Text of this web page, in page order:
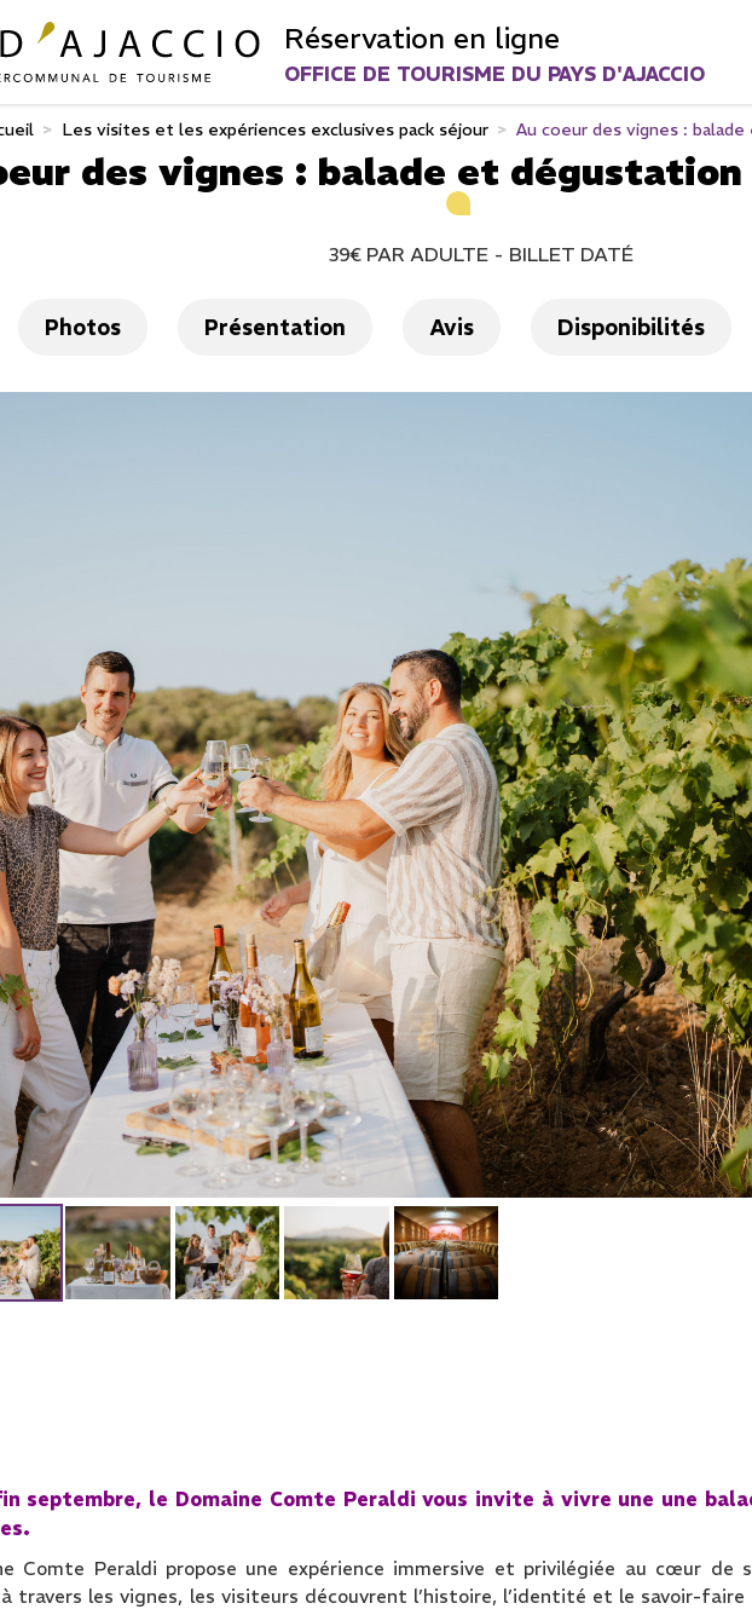
Réservation en ligne
OFFICE DE TOURISME DU PAYS D'AJACCIO
> Les visites et les expériences exclusives pack séjour > Au coeur des vignes :
des vignes : balade et dégustation
39€ PAR ADULTE BILLET DATÉ
Photos Présentation Avis Disponibilités
septembre, le Domaine Comte Peraldi vous invite à vivre une une
Comte Peraldi propose une expérience immersive et privilégiée au cœur de
travers les vignes, les visiteurs découvrent l’histoire, l’identité et le savoir-faire